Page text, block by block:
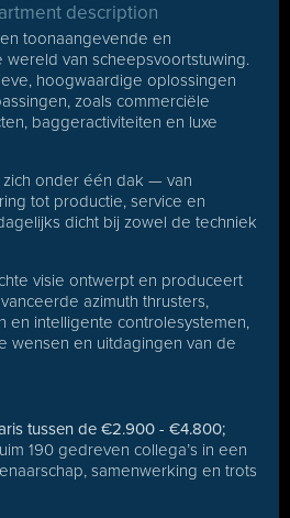
description
toonaangevende en
van scheepsvoortstuwing.
hoogwaardige oplossingen
zoals commerciële
baggeractiviteiten en luxe
onder één dak — van
tot productie, service en
dicht bij zowel de techniek
visie ontwerpt en produceert
azimuth thrusters,
en intelligente controlesystemen,
wensen en uitdagingen van de
tussen de €2.900 - €4.800;
190 gedreven collega’s in een
samenwerking en trots